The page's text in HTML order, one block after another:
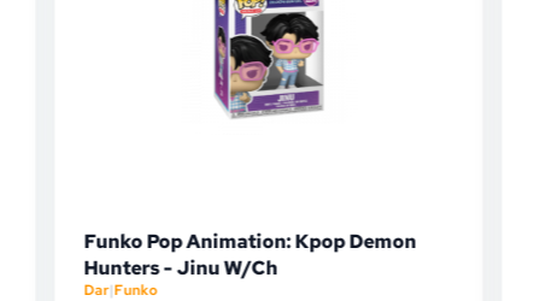
Funko Pop Animation: Kpop Demon
Hunters - Jinu W/Ch
Dar|Funko